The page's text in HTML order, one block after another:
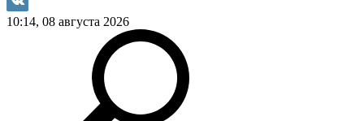
10:14, 08 августа 2026